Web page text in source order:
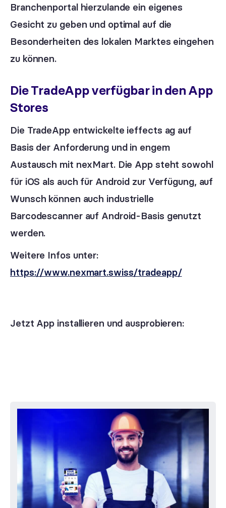
Branchenportal hierzulande ein eigenes
Gesicht zu geben und optimal auf die
Besonderheiten des lokalen Marktes eingehen
zu können.
Die TradeApp verfügbar in den App
Stores
Die TradeApp entwickelte ieffects ag auf
Basis der Anforderung und in engem
Austausch mit nexMart. Die App steht sowohl
für iOS als auch für Android zur Verfügung, auf
Wunsch können auch industrielle
Barcodescanner auf Android-Basis genutzt
werden.
Weitere Infos unter:
https://www.nexmart.swiss/tradeapp/
Jetzt App installieren und ausprobieren: